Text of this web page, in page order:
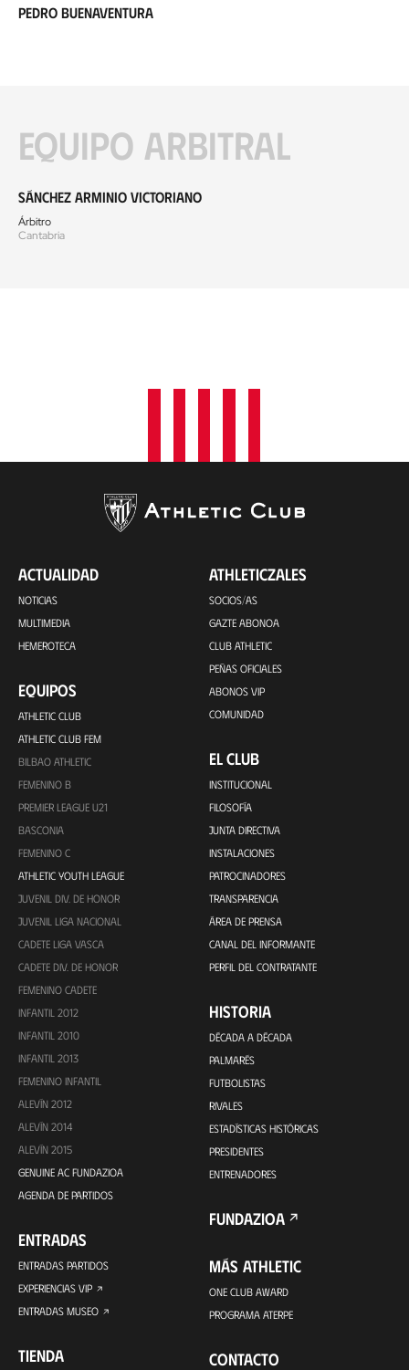
Pedro Buenaventura
Equipo arbitral
Sánchez Arminio Victoriano
Árbitro
Cantabria
ACTUALIDAD
NOTICIAS
MULTIMEDIA
HEMEROTECA
EQUIPOS
ATHLETIC CLUB
ATHLETIC CLUB FEM
BILBAO ATHLETIC
FEMENINO B
PREMIER LEAGUE U21
BASCONIA
FEMENINO C
ATHLETIC YOUTH LEAGUE
JUVENIL DIV. DE HONOR
JUVENIL LIGA NACIONAL
CADETE LIGA VASCA
CADETE DIV. DE HONOR
FEMENINO CADETE
INFANTIL 2012
INFANTIL 2010
INFANTIL 2013
FEMENINO INFANTIL
ALEVÍN 2012
ALEVÍN 2014
ALEVÍN 2015
GENUINE AC FUNDAZIOA
AGENDA DE PARTIDOS
ENTRADAS
ENTRADAS PARTIDOS
EXPERIENCIAS VIP
ENTRADAS MUSEO
TIENDA
ATHLETICZALES
SOCIOS/AS
GAZTE ABONOA
CLUB ATHLETIC
PEÑAS OFICIALES
ABONOS VIP
COMUNIDAD
EL CLUB
INSTITUCIONAL
FILOSOFÍA
JUNTA DIRECTIVA
INSTALACIONES
PATROCINADORES
TRANSPARENCIA
ÁREA DE PRENSA
CANAL DEL INFORMANTE
PERFIL DEL CONTRATANTE
HISTORIA
DÉCADA A DÉCADA
PALMARÉS
FUTBOLISTAS
RIVALES
ESTADÍSTICAS HISTÓRICAS
PRESIDENTES
ENTRENADORES
FUNDAZIOA
MÁS ATHLETIC
ONE CLUB AWARD
PROGRAMA ATERPE
CONTACTO